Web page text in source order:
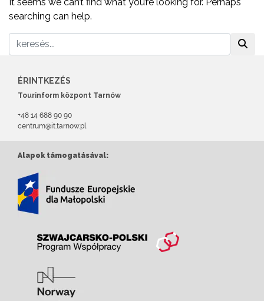
searching can help.
ÉRINTKEZÉS
Tourinform központ Tarnów
+48 14 688 90 90
centrum@it.tarnow.pl
Alapok támogatásával: